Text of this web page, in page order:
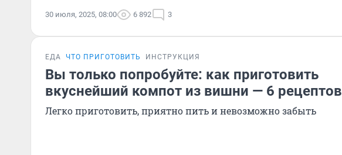
30 июля, 2025, 08:00 6 892 3
ЕДА ЧТО ПРИГОТОВИТЬ ИНСТРУКЦИЯ
Вы только попробуйте: как приготовить
вкуснейший компот из вишни — 6 рецептов
Легко приготовить, приятно пить и невозможно забыть